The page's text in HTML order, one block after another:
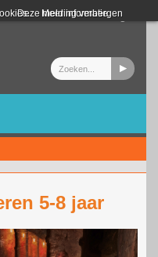
Meer informatie
Deze melding verbergen
Login
5-8 jaar